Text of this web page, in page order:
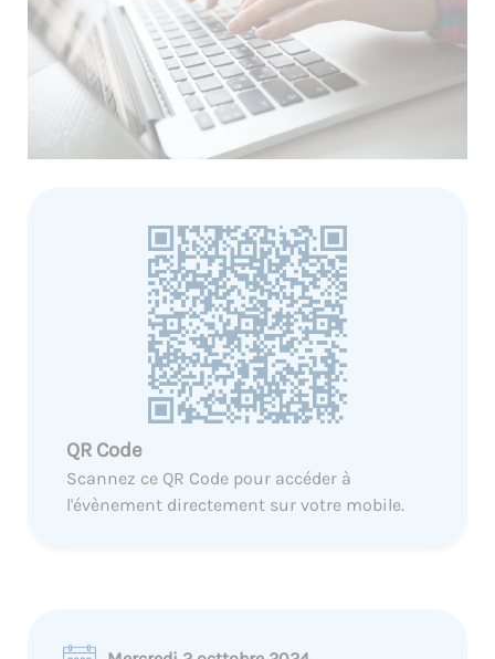
QR Code
Scannez ce QR Code pour accéder à
l'évènement directement sur votre mobile.